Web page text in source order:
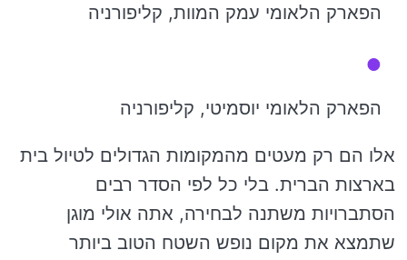
הפארק הלאומי עמק המוות, קליפורניה
הפארק הלאומי יוסמיטי, קליפורניה
אלו הם רק מעטים מהמקומות הגדולים לטיול בית
בארצות הברית. בלי כל לפי הסדר רבים
הסתברויות משתנה לבחירה, אתה אולי מוגן
שתמצא את מקום נופש השטח הטוב ביותר